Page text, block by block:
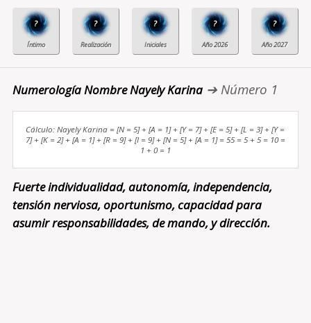
? ? ? ? ?
Numerología Nombre Nayely Karina➔ Número 1
Cálculo: Nayely Karina = [N = 5] + [A = 1] + [Y = 7] + [E = 5] + [L = 3] + [Y =
7] + [K = 2] + [A = 1] + [R = 9] + [I = 9] + [N = 5] + [A = 1] = 55 = 5 + 5 = 10 =
1 + 0 = 1
Fuerte individualidad, autonomía, independencia,
tensión nerviosa, oportunismo, capacidad para
asumir responsabilidades, de mando, y dirección.